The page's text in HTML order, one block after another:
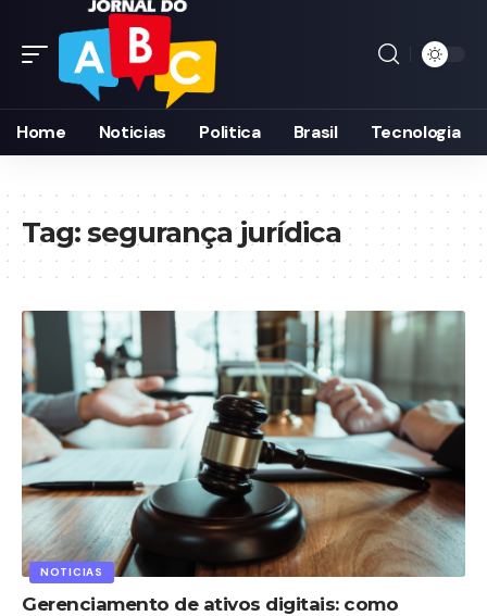
Home Noticias Politica Brasil Tecnologia
Tag:segurança jurídica
NOTICIAS
Gerenciamento de ativos digitais: como